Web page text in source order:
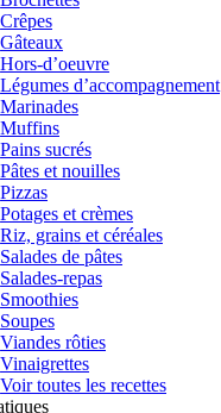
Crêpes
Gâteaux
Hors-d’oeuvre
Légumes d’accompagnement
Marinades
Muffins
Pains sucrés
Pâtes et nouilles
Pizzas
Potages et crèmes
Riz, grains et céréales
Salades de pâtes
Salades-repas
Smoothies
Soupes
Viandes rôties
Vinaigrettes
Voir toutes les recettes